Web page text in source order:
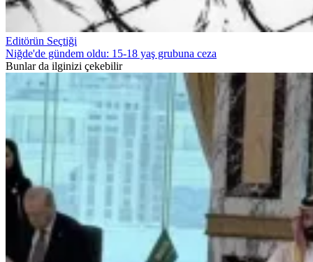
Editörün Seçtiği
Niğde'de gündem oldu: 15-18 yaş grubuna ceza
Bunlar da ilginizi çekebilir